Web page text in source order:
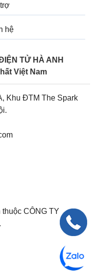
hệ
TỬ HÀ ANH
Việt Nam
Khu ĐTM The Spark
CÔNG TY